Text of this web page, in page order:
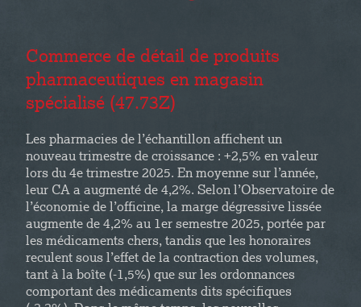
Commerce de détail de produits
pharmaceutiques en magasin
spécialisé (47.73Z)
Les pharmacies de l’échantillon affichent un
nouveau trimestre de croissance : +2,5% en valeur
lors du 4e trimestre 2025. En moyenne sur l’année,
leur CA a augmenté de 4,2%. Selon l’Observatoire de
l’économie de l’officine, la marge dégressive lissée
augmente de 4,2% au 1er semestre 2025, portée par
les médicaments chers, tandis que les honoraires
reculent sous l’effet de la contraction des volumes,
tant à la boîte (-1,5%) que sur les ordonnances
comportant des médicaments dits spécifiques